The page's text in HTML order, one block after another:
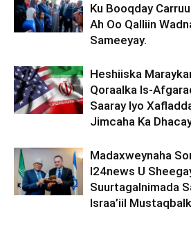
Ku Booqday
Ah Oo Qalliin
Sameeyay.
Heshiiska
Qoraalka Is-
Saaray Iyo
Jimcaha Ka
Madaxweynaha
I24news U
Suurtagalnimada
Israa’iil